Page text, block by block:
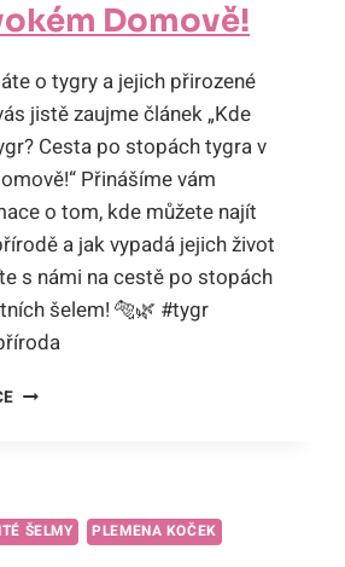
Domově!
o tygry a jejich přirozené
jistě zaujme článek „Kde
Cesta po stopách tygra v
Přinášíme vám
o tom, kde můžete najít
a jak vypadá jejich život
s námi na cestě po stopách
šelem! 🐅🌿 #tygr
KDE
PO
STOPÁCH
ŠELMY PLEMENA KOČEK